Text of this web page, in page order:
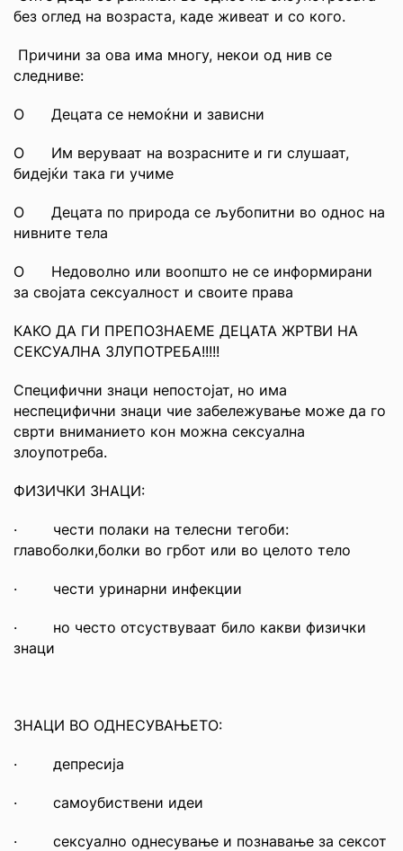
без оглед на возраста, каде живеат и со кого.
Причини за ова има многу, некои од нив се
следниве:
О Децата се немоќни и зависни
О Им веруваат на возрасните и ги слушаат,
бидејќи така ги учиме
О Децата по природа се љубопитни во однос на
нивните тела
О Недоволно или воопшто не се информирани
за својата сексуалност и своите права
КАКО ДА ГИ ПРЕПОЗНАЕМЕ ДЕЦАТА ЖРТВИ НА
СЕКСУАЛНА ЗЛУПОТРЕБА!!!!!
Специфични знаци непостојат, но има
неспецифични знаци чие забележување може да го
сврти вниманието кон можна сексуална
злоупотреба.
ФИЗИЧКИ ЗНАЦИ:
· чести полаки на телесни тегоби:
главоболки,болки во грбот или во целото тело
· чести уринарни инфекции
· но често отсуствуваат било какви физички
знаци
ЗНАЦИ ВО ОДНЕСУВАЊЕТО:
· депресија
· самоубиствени идеи
· сексуално однесување и познавање за сексот